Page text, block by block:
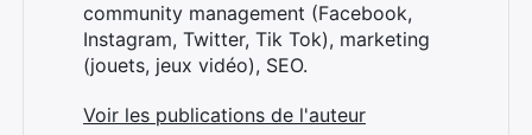
community management (Facebook,
Instagram, Twitter, Tik Tok), marketing
(jouets, jeux vidéo), SEO.
Voir les publications de l'auteur